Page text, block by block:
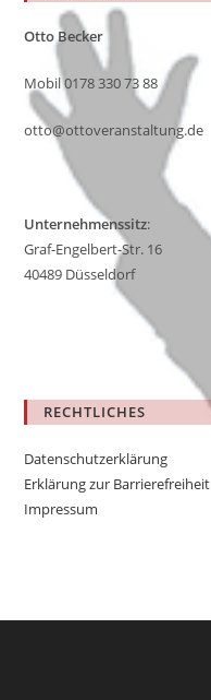
Otto Becker
Mobil 0178 330 73 88
otto@ottoveranstaltung.de
Unternehmenssitz:
Graf-Engelbert-Str. 16
40489 Düsseldorf
RECHTLICHES
Datenschutzerklärung
Erklärung zur Barrierefreiheit
Impressum